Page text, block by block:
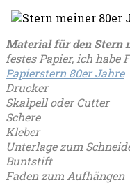
Material für den Stern
festes Papier, ich habe
Papierstern 80er Jahre
Drucker
Skalpell oder Cutter
Schere
Kleber
Unterlage zum
Buntstift
Faden zum Aufhängen